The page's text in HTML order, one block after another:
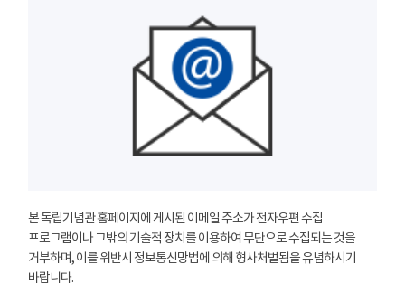
본 독립기념관 홈페이지에 게시된 이메일 주소가 전자우편 수집
프로그램이나 그밖의 기술적 장치를 이용하여 무단으로 수집되는 것을
거부하며, 이를 위반시 정보통신망법에 의해 형사처벌됨을 유념하시기
바랍니다.